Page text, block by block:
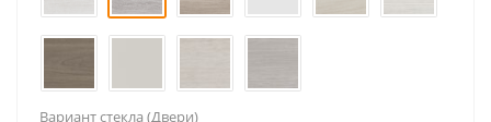
Вариант стекла (Двери)